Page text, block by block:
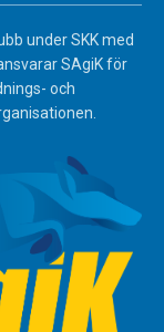
under SKK med
SAgiK för
och